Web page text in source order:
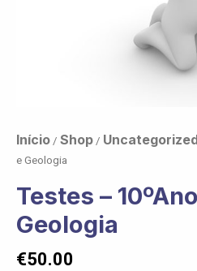
Início / Shop /
e Geologia
Testes –
Geologia
€50.00